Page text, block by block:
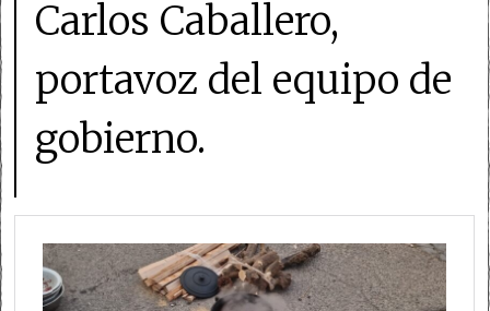
Carlos Caballero,
portavoz del equipo de
gobierno.